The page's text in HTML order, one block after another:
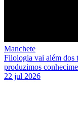
Manchete
Filologia vai além dos
produzimos
22 jul 2026